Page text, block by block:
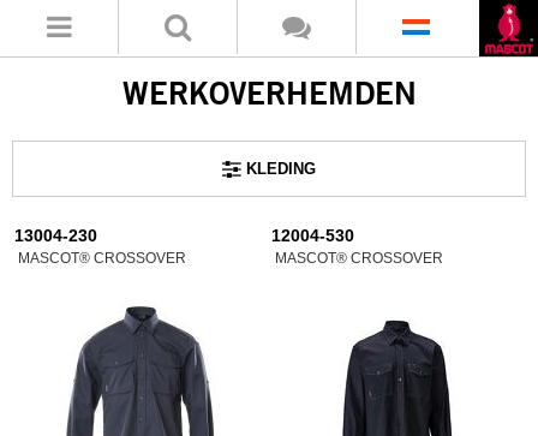
WERKOVERHEMDEN
KLEDING
13004-230
MASCOT® CROSSOVER
12004-530
MASCOT® CROSSOVER